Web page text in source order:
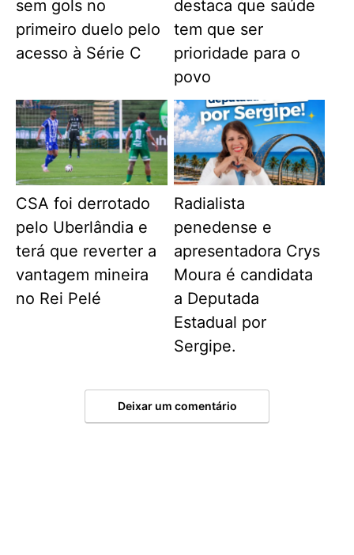
sem gols no
primeiro duelo pelo
acesso à Série C
destaca que saúde
tem que ser
prioridade para o
povo
CSA foi derrotado
pelo Uberlândia e
terá que reverter a
vantagem mineira
no Rei Pelé
Radialista
penedense e
apresentadora Crys
Moura é candidata
a Deputada
Estadual por
Sergipe.
Deixar um comentário